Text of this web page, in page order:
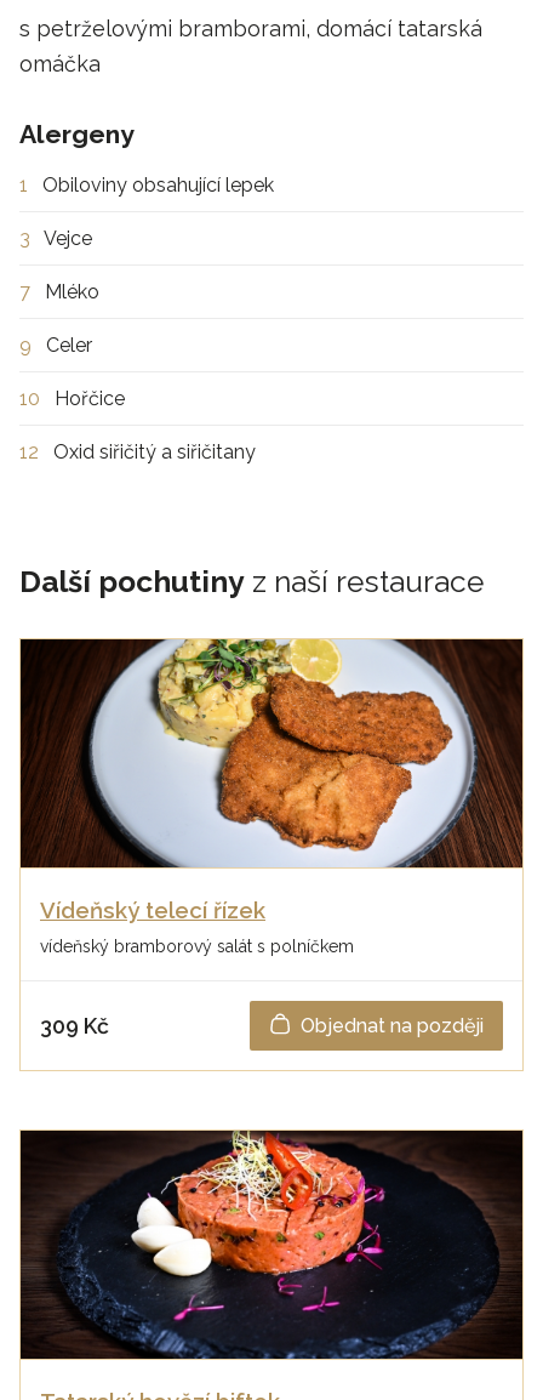
s petrželovými bramborami, domácí tatarská
omáčka
Alergeny
1 Obiloviny obsahující lepek
3 Vejce
7 Mléko
9 Celer
10 Hořčice
12 Oxid siřičitý a siřičitany
Další pochutiny z naší restaurace
Vídeňský telecí řízek
vídeňský bramborový salát s polníčkem
309 Kč Objednat na později